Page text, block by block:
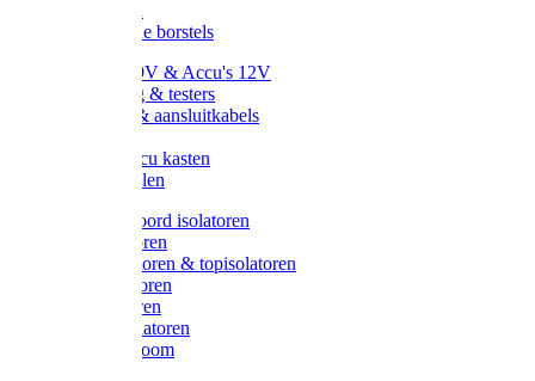
Hygienische borstels
Batterijen 9V & Accu's 12V
Beveiliging & testers
Kabelsets & aansluitkabels
Metalen accu kasten
Zonnepanelen
Draad & koord isolatoren
Ringisolatoren
Extra isolatoren & topisolatoren
Hoekisolatoren
Lintisolatoren
Afstandisolatoren
Isolatorenboom